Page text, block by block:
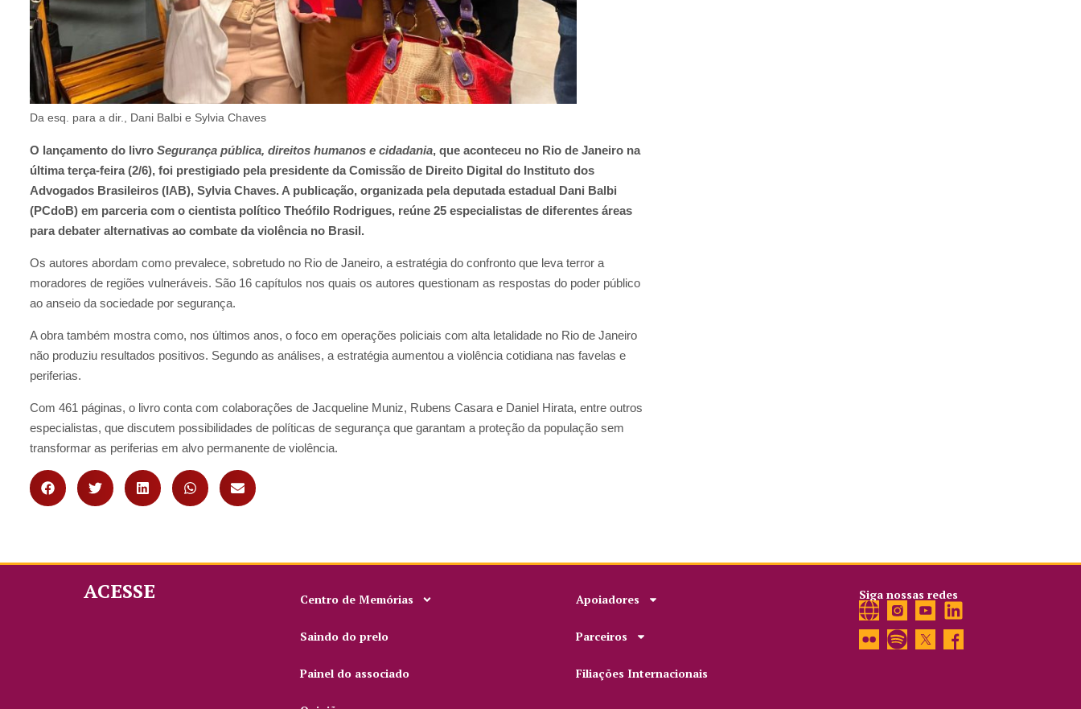
Da esq. para a dir., Dani Balbi e Sylvia Chaves
O lançamento do livro Segurança pública, direitos humanos e cidadania, que aconteceu no Rio de Janeiro na
última terça-feira (2/6), foi prestigiado pela presidente da Comissão de Direito Digital do Instituto dos
Advogados Brasileiros (IAB), Sylvia Chaves. A publicação, organizada pela deputada estadual Dani Balbi
(PCdoB) em parceria com o cientista político Theófilo Rodrigues, reúne 25 especialistas de diferentes áreas
para debater alternativas ao combate da violência no Brasil.
Os autores abordam como prevalece, sobretudo no Rio de Janeiro, a estratégia do confronto que leva terror a
moradores de regiões vulneráveis. São 16 capítulos nos quais os autores questionam as respostas do poder público
ao anseio da sociedade por segurança.
A obra também mostra como, nos últimos anos, o foco em operações policiais com alta letalidade no Rio de Janeiro
não produziu resultados positivos. Segundo as análises, a estratégia aumentou a violência cotidiana nas favelas e
periferias.
Com 461 páginas, o livro conta com colaborações de Jacqueline Muniz, Rubens Casara e Daniel Hirata, entre outros
especialistas, que discutem possibilidades de políticas de segurança que garantam a proteção da população sem
transformar as periferias em alvo permanente de violência.
ACESSE Centro de Memórias
Saindo do prelo
Painel do associado
Apoiadores
Parceiros
Filiações Internacionais
Siga nossas redes